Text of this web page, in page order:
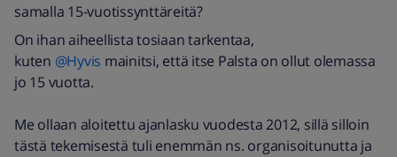
samalla 15-vuotissynttäreitä?
On ihan aiheellista tosiaan tarkentaa,
kuten @Hyvis mainitsi, että itse Palsta on ollut olemassa
jo 15 vuotta.
Me ollaan aloitettu ajanlasku vuodesta 2012, sillä silloin
tästä tekemisestä tuli enemmän ns. organisoitunutta ja